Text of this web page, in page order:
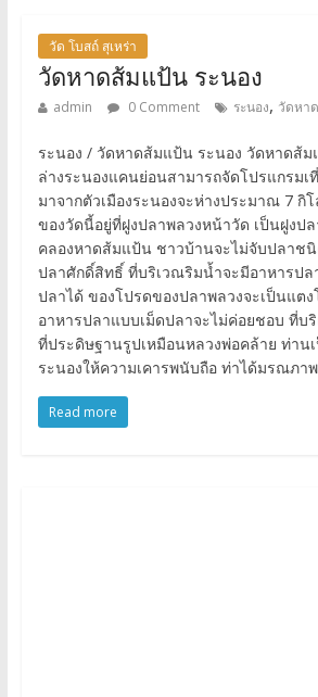
วัด โบสถ์ สุเหร่า
วัดหาดส้มแป้น ระนอง
admin 0 Comment ระนอง, วัดหา
ระนอง / วัดหาดส้มแป้น ระนอง วัดหาดส้
ล่างระนองแคนย่อนสามารถจัดโปรแกรมเ
มาจากตัวเมืองระนองจะห่างประมาณ 7 กิ
ของวัดนี้อยู่ที่ฝูงปลาพลวงหน้าวัด เป็นฝูงป
คลองหาดส้มแป้น ชาวบ้านจะไม่จับปลาช
ปลาศักดิ์สิทธิ์ ที่บริเวณริมน้ำจะมีอาหารปล
ปลาได้ ของโปรดของปลาพลวงจะเป็นแต
อาหารปลาแบบเม็ดปลาจะไม่ค่อยชอบ ที่บ
ที่ประดิษฐานรูปเหมือนหลวงพ่อคล้าย ท่าน
ระนองให้ความเคารพนับถือ ท่าได้มรณภา
Read more